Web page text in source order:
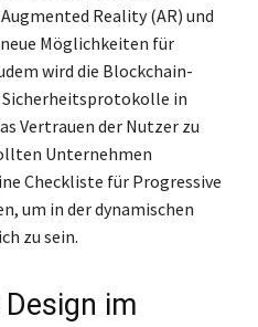
Reality (AR) und
Möglichkeiten für
wird die Blockchain-
in
Vertrauen der Nutzer zu
Unternehmen
Checkliste für Progressive
um in der dynamischen
zu sein.
im